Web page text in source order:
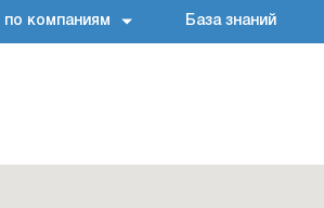
по компаниям База знаний